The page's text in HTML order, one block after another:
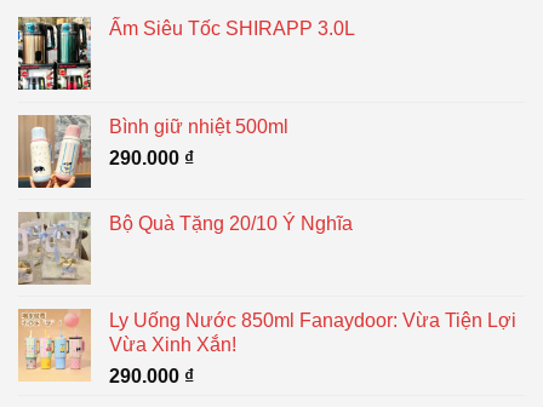
Ấm Siêu Tốc SHIRAPP 3.0L
Bình giữ nhiệt 500ml
290.000 ₫
Bộ Quà Tặng 20/10 Ý Nghĩa
Ly Uống Nước 850ml Fanaydoor: Vừa Tiện Lợi
Vừa Xinh Xắn!
290.000 ₫